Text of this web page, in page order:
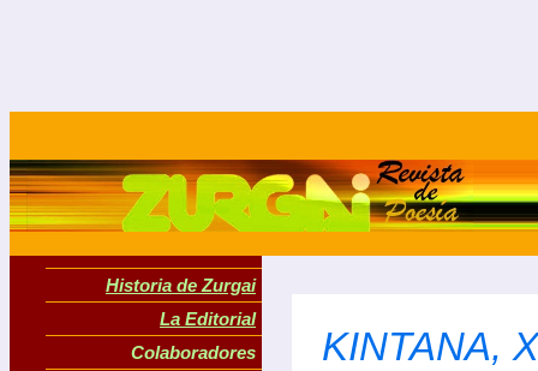
Historia de Zurgai
La Editorial
Colaboradores
KINTANA,